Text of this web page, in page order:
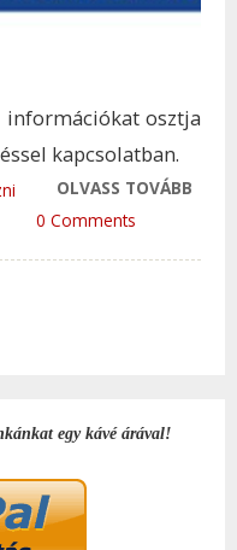
információkat osztja
kapcsolatban.
OLVASS TOVÁBB
0 Comments
egy kávé árával!